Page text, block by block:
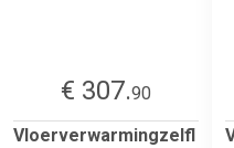
€ 307.90
Vloerverwarmingzelfl